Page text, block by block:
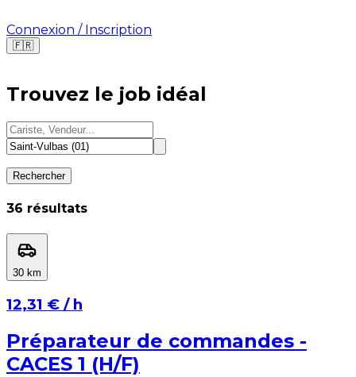
Connexion / Inscription
🇫🇷
🇫🇷France 🇺🇸USA
Trouvez le job idéal
Rechercher
⁨36⁩ résultats
⁨30⁩ km
Appliquer Annuler
⁨12,31 €⁩ / h
Préparateur de commandes -
CACES 1 (H/F)